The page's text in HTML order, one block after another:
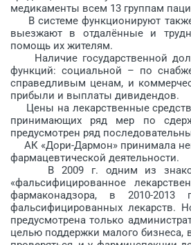
медикаменты всем 13 группам
В системе функционируют
выезжают в отдалённые и
помощь их жителям.
Наличие государственной
функций: социальной – по
справедливым ценам, и
прибыли и выплаты дивидендов.
Цены на лекарственные
принимающих ряд мер по
предусмотрен ряд
АК «Дори-Дармон» принимала
фармацевтической деятельности.
В 2009 г. одним из знаковых
«фальсифицированное
фармаконадзора, в 2010-2013
фальсифицированных лекарств.
предусмот­рена только
целью поддержки малого бизнеса,